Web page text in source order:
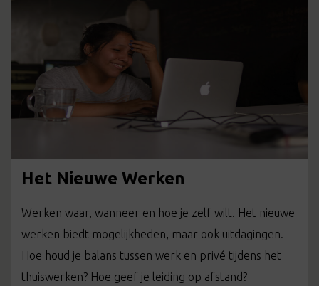
Het Nieuwe Werken
Werken waar, wanneer en hoe je zelf wilt. Het nieuwe
werken biedt mogelijkheden, maar ook uitdagingen.
Hoe houd je balans tussen werk en privé tijdens het
thuiswerken? Hoe geef je leiding op afstand?